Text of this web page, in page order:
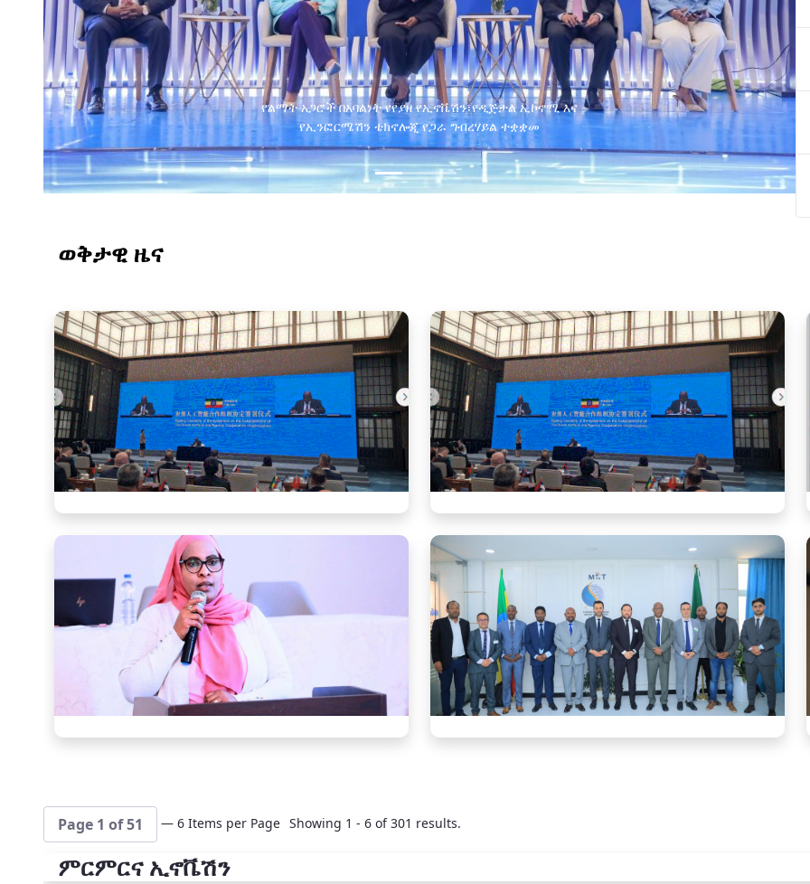
የልማት አጋሮች በአባልነት የየያዘ የኢኖቬሽን፣የዲጅታል ኢኮኖሚ እና
የኢንፎርሜሽን ቴክኖሎጂ የጋራ ግብረሃይል ተቋቋመ
ወቅታዊ ዜና
Page 1 of 51 — 6 Items per Page Showing 1 - 6 of 301 results.
ምርምርና ኢኖቬሽን